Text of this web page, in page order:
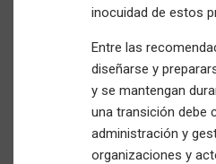
inocuidad de estos
Entre las
diseñarse y
y se mantengan
una transición debe
administración y
organizaciones y